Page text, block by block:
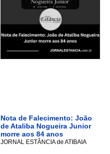
Nota de Falecimento: João
de Ataliba Nogueira Junior
morre aos 84 anos
JORNAL ESTÂNCIA de ATIBAIA